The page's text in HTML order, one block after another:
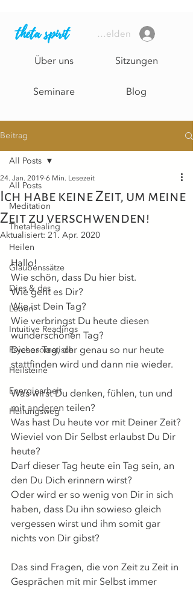
theta spirit
Über uns
Seminare
Sitzungen
Blog
Anmelden
Beitrag
All Posts
Meditation
ThetaHealing
Heilen
Glaubenssätze
Dies & das
Leben
Intuitive Readings
Psychosomatisch
Heilsteine
Energiearbeit
Heilungsweg
All Posts
Ich habe keine Zeit, um meine
Zeit zu verschwenden!
24. Jan. 20196 Min. Lesezeit
Aktualisiert: 21. Apr. 2020
Hallo!
Wie schön, dass Du hier bist.
Wie geht es Dir?
Wie ist Dein Tag?
Wie verbringst Du heute diesen
wunderschönen Tag?
Dieser Tag, der genau so nur heute
stattfinden wird und dann nie wieder.
Was wirst Du denken, fühlen, tun und
mit anderen teilen?
Was hast Du heute vor mit Deiner Zeit?
Wieviel von Dir Selbst erlaubst Du Dir
heute?
Darf dieser Tag heute ein Tag sein, an
den Du Dich erinnern wirst?
Oder wird er so wenig von Dir in sich
haben, dass Du ihn sowieso gleich
vergessen wirst und ihm somit gar
nichts von Dir gibst?
Das sind Fragen, die von Zeit zu Zeit in
Gesprächen mit mir Selbst immer